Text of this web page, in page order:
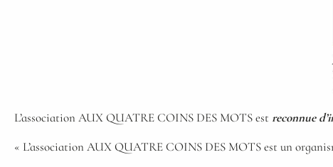
L’association AUX QUATRE COINS DES MOTS est reconnue
« L’association AUX QUATRE COINS DES MOTS est un